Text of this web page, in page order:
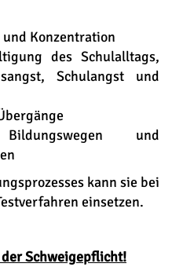
Konzentration
des Schulalltags,
Schulangst und
und
kann sie bei
einsetzen.
Schweigepflicht!